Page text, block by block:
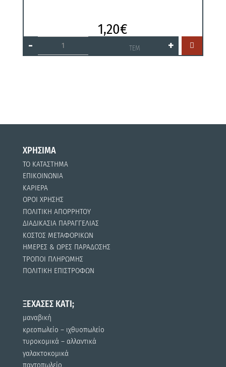
1,20€
-
ΠΑΥΛΙΔΗΣ
ΓΑΛΑΚΤΟΣ
125gr
+
ΤΕΜ 
ΧΡΗΣΙΜΑ
ΤΟ ΚΑΤΑΣΤΗΜΑ
ΕΠΙΚΟΙΝΩΝΙΑ
ΚΑΡΙΕΡΑ
ΟΡΟΙ ΧΡΗΣΗΣ
ΠΟΛΙΤΙΚΗ ΑΠΟΡΡΗΤΟΥ
ΔΙΑΔΙΚΑΣΙΑ ΠΑΡΑΓΓΕΛΙΑΣ
ΚΟΣΤΟΣ ΜΕΤΑΦΟΡΙΚΩΝ
ΗΜΕΡΕΣ & ΩΡΕΣ ΠΑΡΑΔΟΣΗΣ
ΤΡΟΠΟΙ ΠΛΗΡΩΜΗΣ
ΠΟΛΙΤΙΚΗ ΕΠΙΣΤΡΟΦΩΝ
ΞΕΧΑΣΕΣ ΚΑΤΙ;
μαναβική
κρεοπωλείο – ιχθυοπωλείο
τυροκομικά – αλλαντικά
γαλακτοκομικά
παντοπωλείο